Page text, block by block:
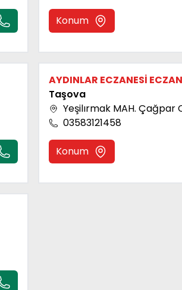
Konum
AYDINLAR ECZANESİ
Taşova
Yeşilırmak MAH. Çağpar
03583121458
Konum